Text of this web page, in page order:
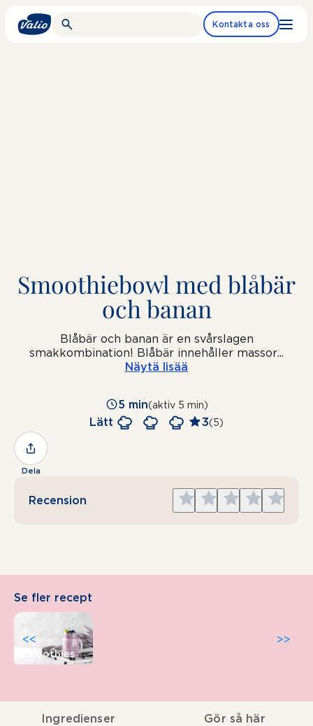
Kontakta oss
Smoothiebowl med blåbär
och banan
Blåbär och banan är en svårslagen
smakkombination! Blåbär innehåller massor...
Näytä lisää
5 min(aktiv 5 min)
Lätt 3(5)
Dela
Recension
Give
5
Give
4
Give
3
Give
2
Give
1
Se fler recept
Smoothies
>>
<<
Ingredienser Gör så här